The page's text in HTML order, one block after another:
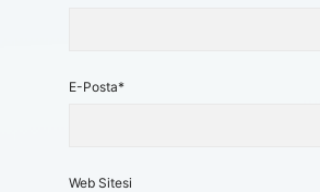
E-Posta*
Web Sitesi